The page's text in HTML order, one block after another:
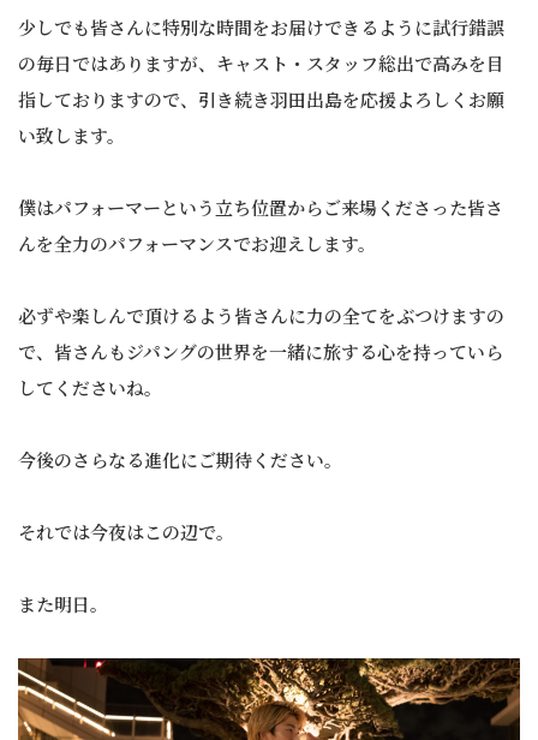
少しでも皆さんに特別な時間をお届けできるように試行錯誤
の毎日ではありますが、キャスト・スタッフ総出で高みを目
指しておりますので、引き続き羽田出島を応援よろしくお願
い致します。
僕はパフォーマーという立ち位置からご来場くださった皆さ
んを全力のパフォーマンスでお迎えします。
必ずや楽しんで頂けるよう皆さんに力の全てをぶつけますの
で、皆さんもジパングの世界を一緒に旅する心を持っていら
してくださいね。
今後のさらなる進化にご期待ください。
それでは今夜はこの辺で。
また明日。